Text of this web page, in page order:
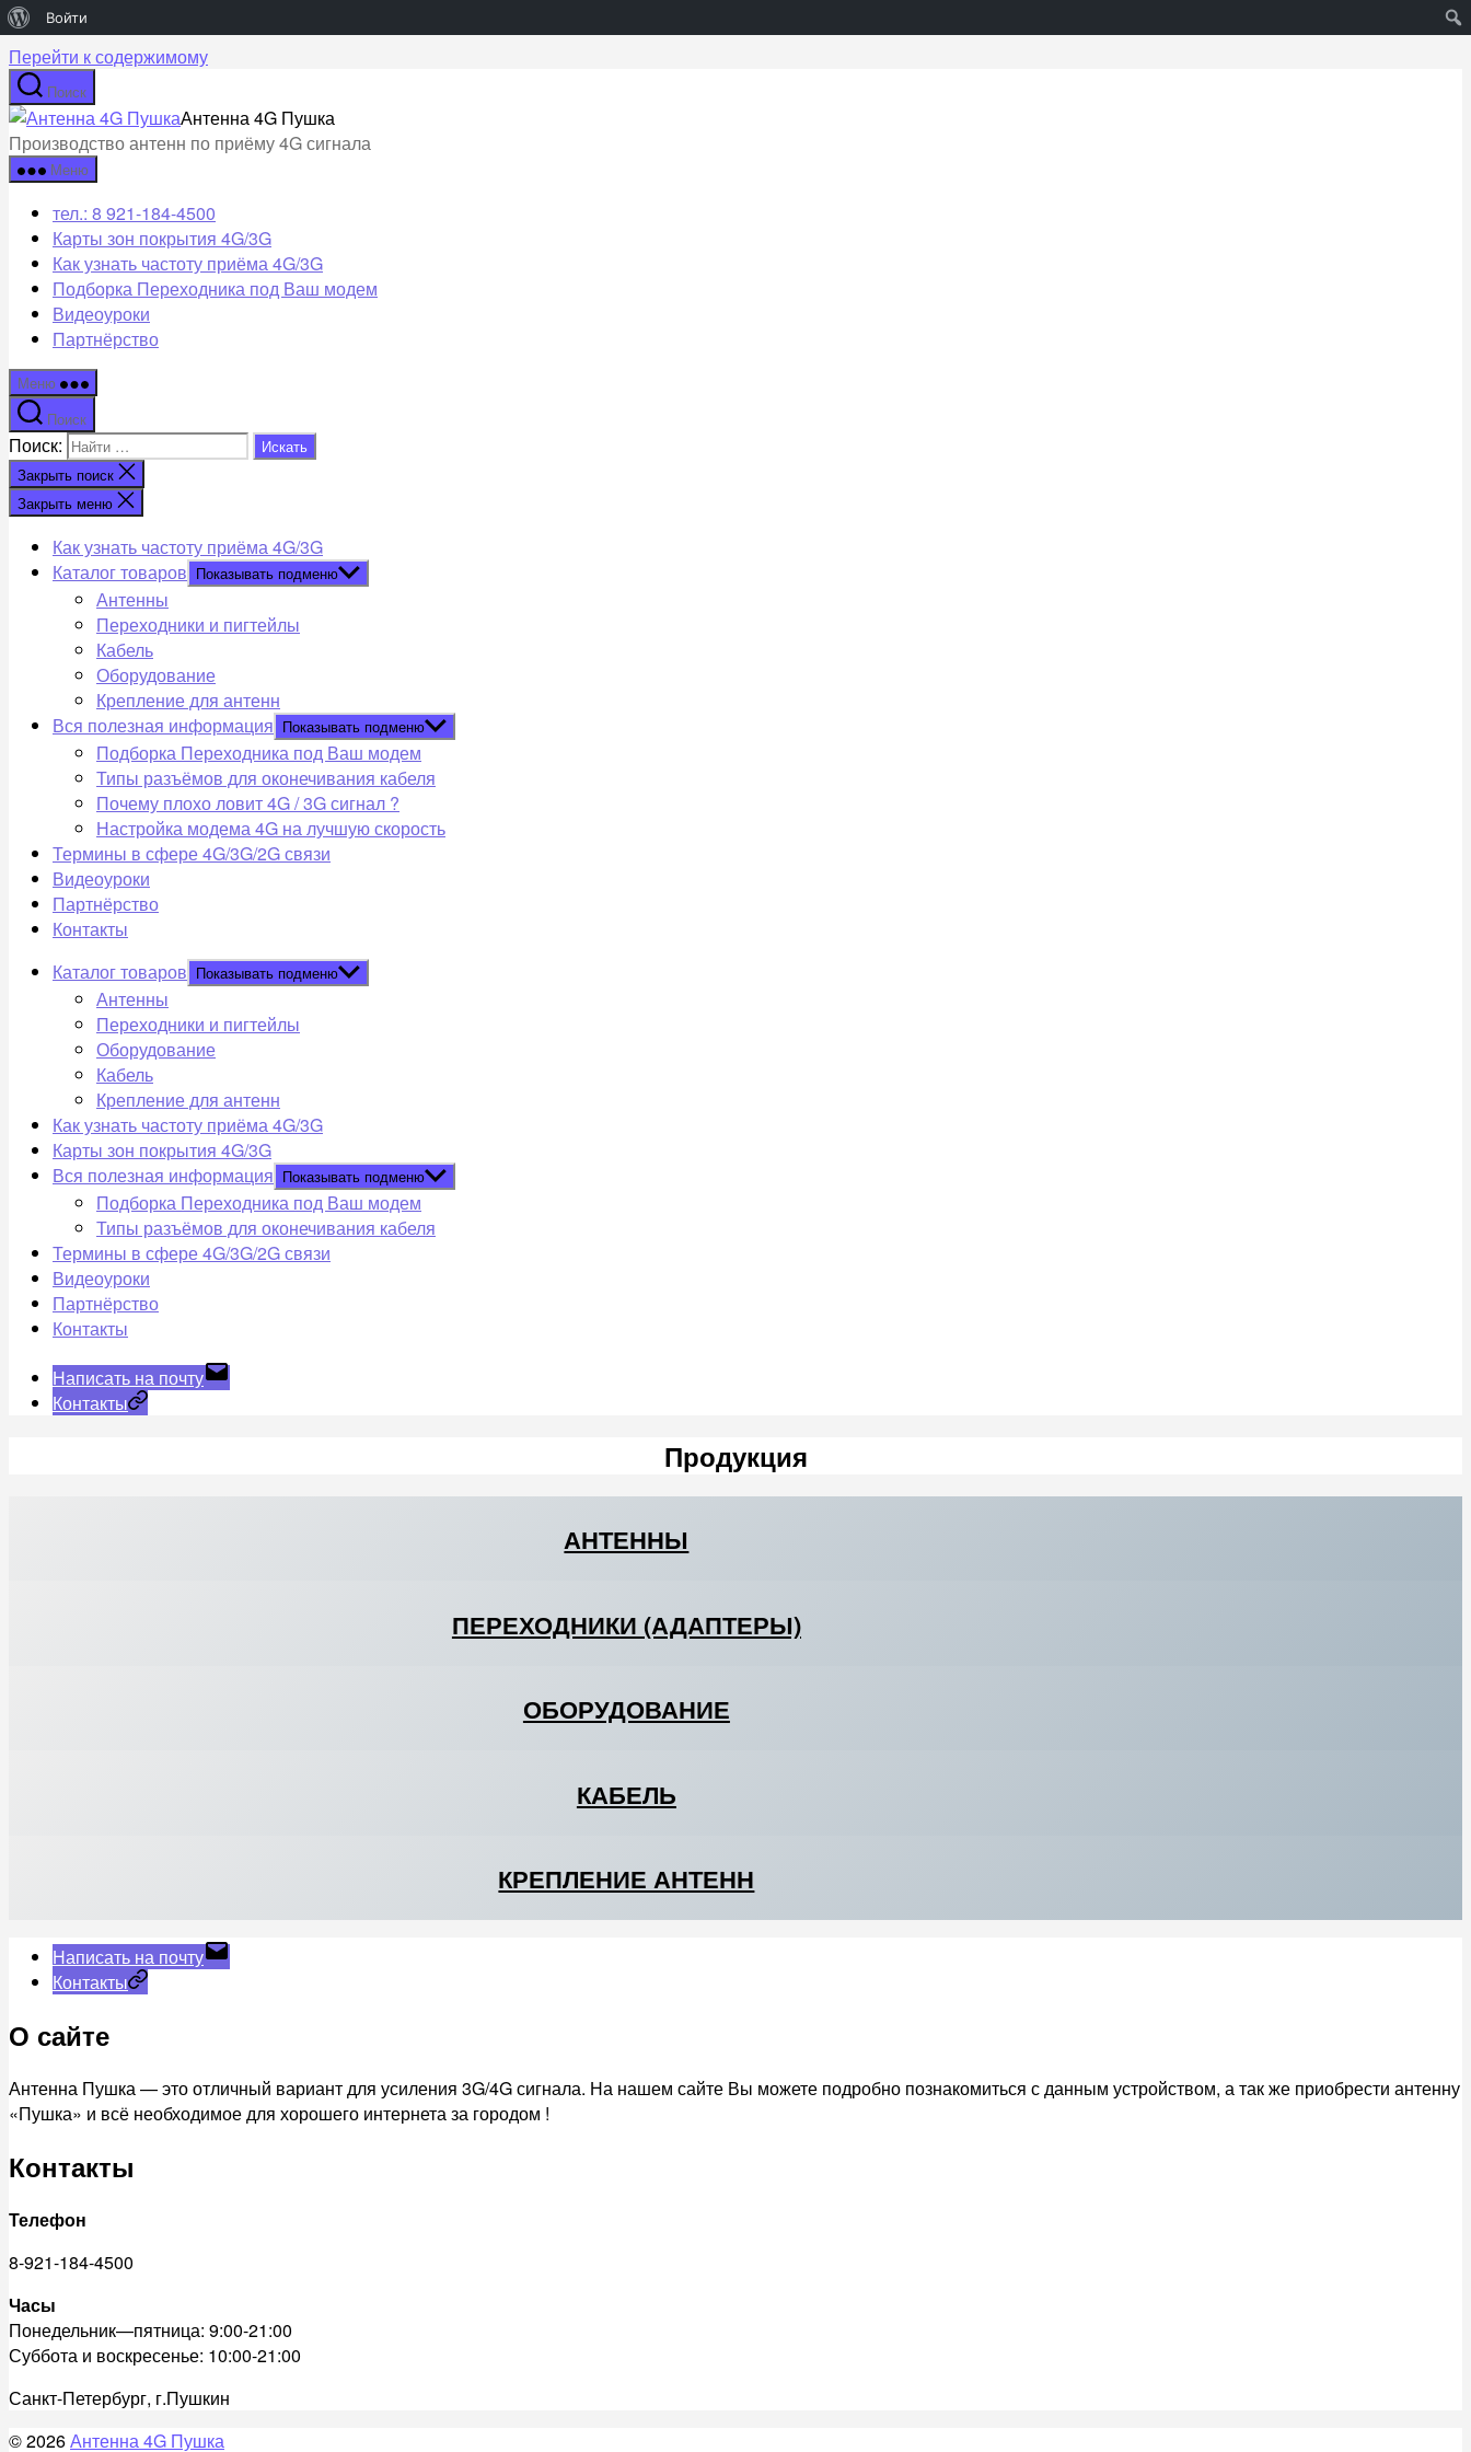
WordPress
Войти
Перейти к содержимому
Поиск
Антенна 4G Пушка
Производство антенн по приёму 4G сигнала
Меню
тел.: 8 921-184-4500
Карты зон покрытия 4G/3G
Как узнать частоту приёма 4G/3G
Подборка Переходника под Ваш модем
Видеоуроки
Партнёрство
Меню
Поиск
Поиск:
Закрыть поиск
Закрыть меню
Как узнать частоту приёма 4G/3G
Каталог товаров Показывать подменю
Антенны
Переходники и пигтейлы
Кабель
Оборудование
Крепление для антенн
Вся полезная информация Показывать подменю
Подборка Переходника под Ваш модем
Типы разъёмов для оконечивания кабеля
Почему плохо ловит 4G / 3G сигнал ?
Настройка модема 4G на лучшую скорость
Термины в сфере 4G/3G/2G связи
Видеоуроки
Партнёрство
Контакты
Каталог товаров Показывать подменю
Антенны
Переходники и пигтейлы
Оборудование
Кабель
Крепление для антенн
Как узнать частоту приёма 4G/3G
Карты зон покрытия 4G/3G
Вся полезная информация Показывать подменю
Подборка Переходника под Ваш модем
Типы разъёмов для оконечивания кабеля
Термины в сфере 4G/3G/2G связи
Видеоуроки
Партнёрство
Контакты
Написать на почту
Контакты
Продукция
АНТЕННЫ
ПЕРЕХОДНИКИ (АДАПТЕРЫ)
ОБОРУДОВАНИЕ
КАБЕЛЬ
КРЕПЛЕНИЕ АНТЕНН
Написать на почту
Контакты
О сайте
Антенна Пушка — это отличный вариант для усиления 3G/4G сигнала. На нашем сайте Вы можете подробно познакомиться с данным устройством, а так же приобрести антенну
«Пушка» и всё необходимое для хорошего интернета за городом !
Контакты
Телефон
8-921-184-4500
Часы
Понедельник—пятница: 9:00-21:00
Суббота и воскресенье: 10:00-21:00
Санкт-Петербург, г.Пушкин
© 2026Антенна 4G Пушка